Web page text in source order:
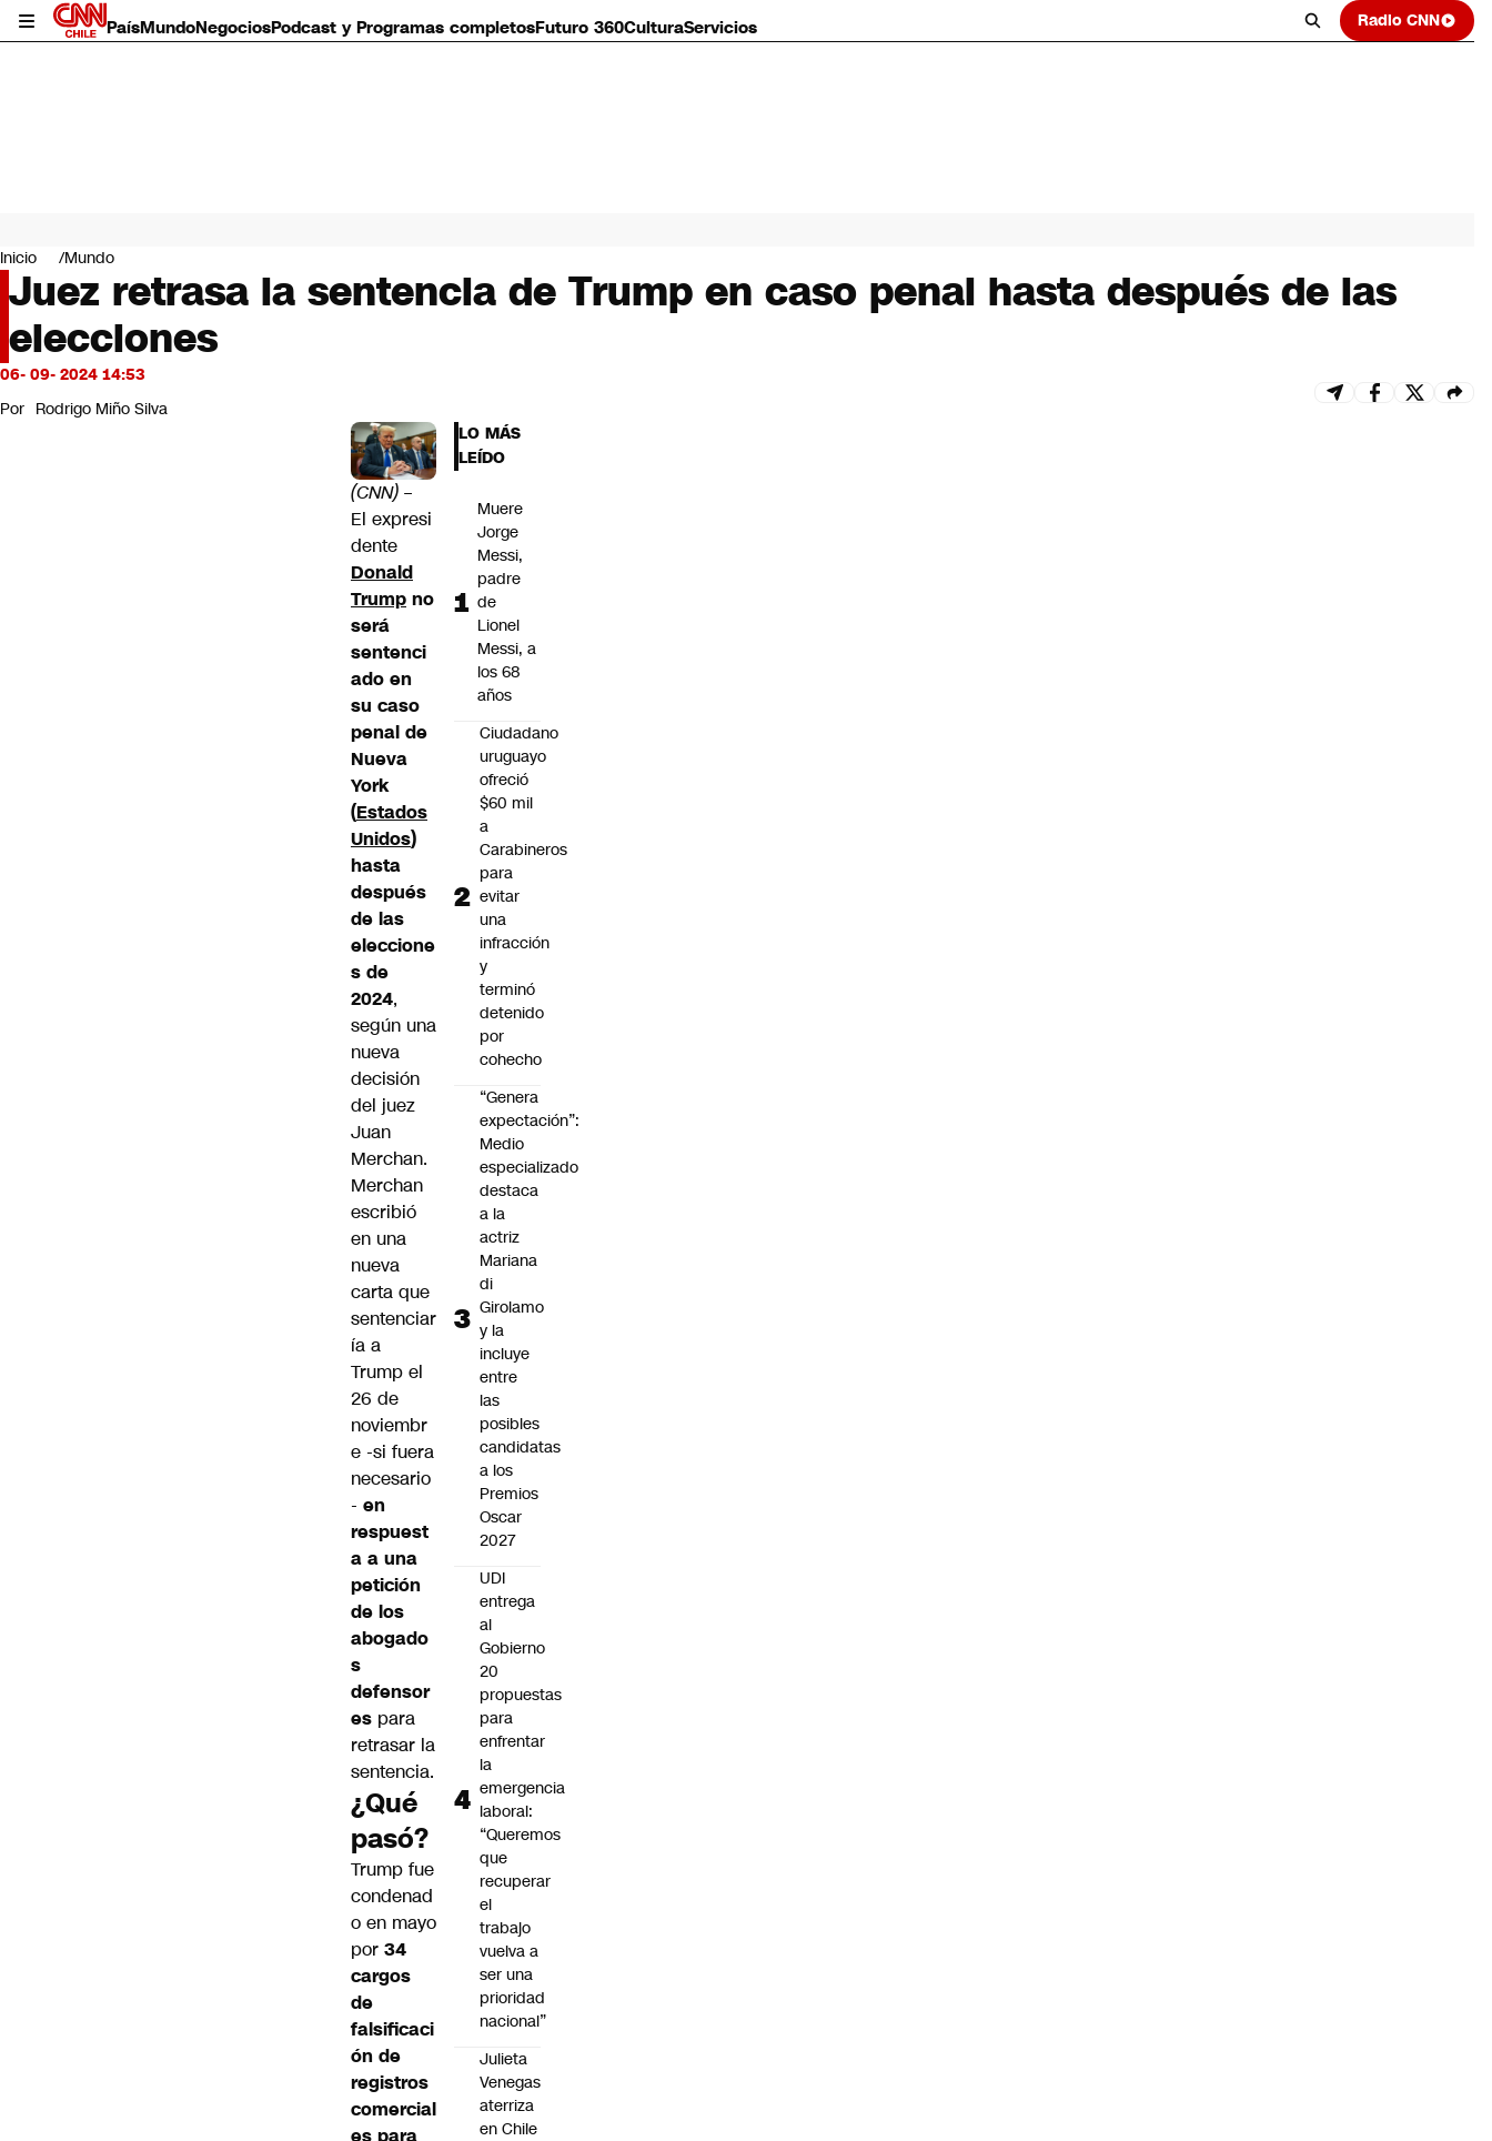
PaísMundoNegociosPodcast y Programas completosFuturo 360CulturaServicios Radio CNN
Mundo
Negocios
Deportes
Programas completos
Cultura
Servicios
Bits
CNN Data
Inicio Mundo
Juez retrasa la sentencia de Trump en caso penal hasta después de las
elecciones
06- 09- 2024 14:53
Por Rodrigo Miño Silva
(CNN) –
El expresi
dente
Donald
Trump no
será
sentenci
ado en
su caso
penal de
Nueva
York
(Estados
Unidos)
hasta
después
de las
eleccione
s de
2024,
según una
nueva
decisión
del juez
Juan
Merchan.
Merchan
escribió
en una
nueva
carta que
sentenciar
ía a
Trump el
26 de
noviembr
e -si fuera
necesario
- en
respuest
a a una
petición
de los
abogado
s
defensor
es para
retrasar la
sentencia.
¿Qué
pasó?
Trump fue
condenad
o en mayo
por 34
cargos
de
falsificaci
ón de
registros
comercial
es para
LO MÁS
LEÍDO
Muere
Jorge
Messi,
padre
de
Lionel
Messi, a
los 68
años
Ciudadano
uruguayo
ofreció
$60 mil
a
Carabineros
para
evitar
una
infracción
y
terminó
detenido
por
cohecho
“Genera
expectación”:
Medio
especializado
destaca
a la
actriz
Mariana
di
Girolamo
y la
incluye
entre
las
posibles
candidatas
a los
Premios
Oscar
2027
UDI
entrega
al
Gobierno
20
propuestas
para
enfrentar
la
emergencia
laboral:
“Queremos
que
recuperar
el
trabajo
vuelva a
ser una
prioridad
nacional”
Julieta
Venegas
aterriza
en Chile